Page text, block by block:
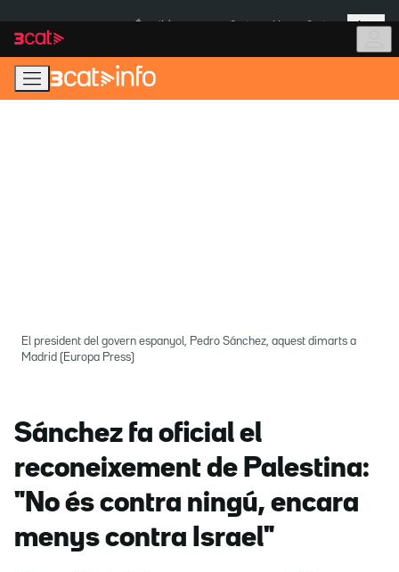
navegació
principal
contingut
Més
El president del govern espanyol, Pedro Sánchez, aquest dimarts a
Madrid (Europa Press)
Sánchez fa oficial el
reconeixement de Palestina:
"No és contra ningú, encara
menys contra Israel"